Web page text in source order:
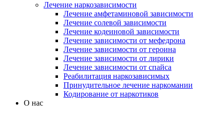
Лечение наркозависимости
Лечение амфетаминовой зависимости
Лечение солевой зависимости
Лечение кодеиновой зависимости
Лечение зависимости от мефедрона
Лечение зависимости от героина
Лечение зависимости от лирики
Лечение зависимости от спайса
Реабилитация наркозависимых
Принудительное лечение наркомании
Кодирование от наркотиков
О нас